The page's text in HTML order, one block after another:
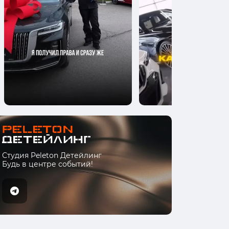
Студия Peleton Детейлинг
Будь в центре событий!